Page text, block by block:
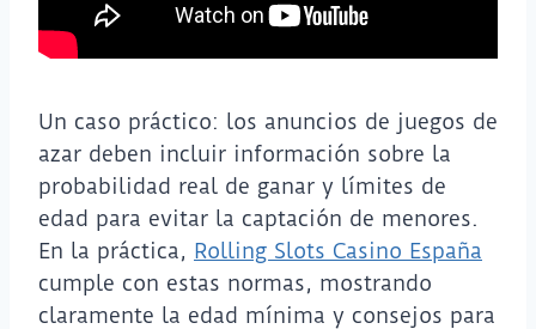
Un caso práctico: los anuncios de juegos de
azar deben incluir información sobre la
probabilidad real de ganar y límites de
edad para evitar la captación de menores.
En la práctica, Rolling Slots Casino España
cumple con estas normas, mostrando
claramente la edad mínima y consejos para